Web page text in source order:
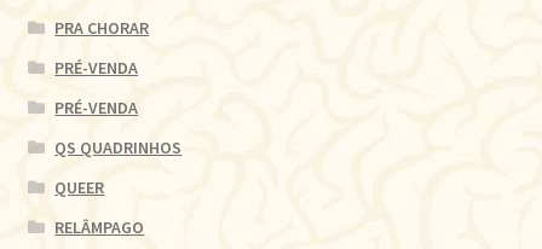
PRA CHORAR
PRÉ-VENDA
PRÉ-VENDA
QS QUADRINHOS
QUEER
RELÂMPAGO